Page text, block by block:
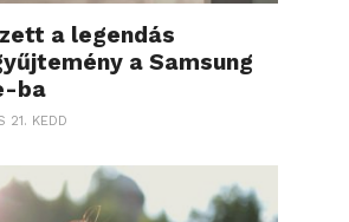
a legendás
a Samsung
ba
21. KEDD